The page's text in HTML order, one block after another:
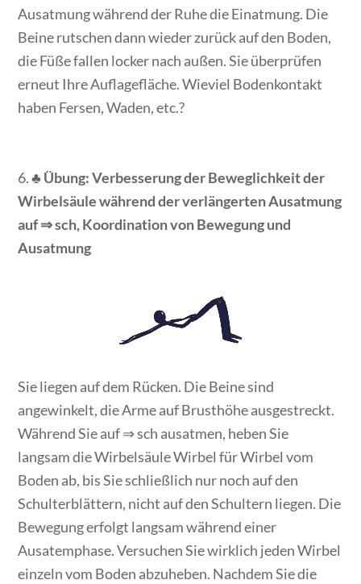
Ausatmung während der Ruhe die Einatmung. Die
Beine rutschen dann wieder zurück auf den Boden,
die Füße fallen locker nach außen. Sie überprüfen
erneut Ihre Auflagefläche. Wieviel Bodenkontakt
haben Fersen, Waden, etc.?
6. ♣Übung: Verbesserung der Beweglichkeit der
Wirbelsäule während der verlängerten Ausatmung
auf ⇒ sch, Koordination von Bewegung und
Ausatmung
Sie liegen auf dem Rücken. Die Beine sind
angewinkelt, die Arme auf Brusthöhe ausgestreckt.
Während Sie auf ⇒ sch ausatmen, heben Sie
langsam die Wirbelsäule Wirbel für Wirbel vom
Boden ab, bis Sie schließlich nur noch auf den
Schulterblättern, nicht auf den Schultern liegen. Die
Bewegung erfolgt langsam während einer
Ausatemphase. Versuchen Sie wirklich jeden Wirbel
einzeln vom Boden abzuheben. Nachdem Sie die